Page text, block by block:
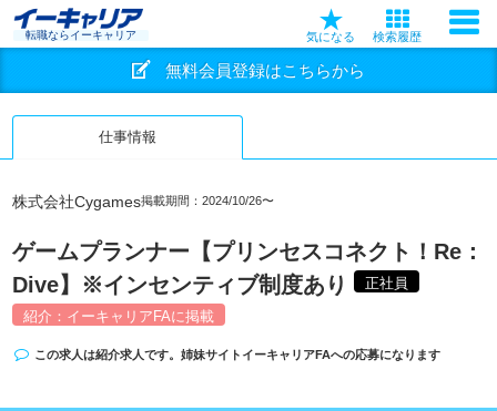
転職ならイーキャリア 気になる 検索履歴
無料会員登録はこちらから
仕事情報
株式会社Cygames掲載期間：2024/10/26〜
ゲームプランナー【プリンセスコネクト！Re：
Dive】※インセンティブ制度あり
正社員
紹介：イーキャリアFAに掲載
この求人は紹介求人です。姉妹サイト イーキャリアFAへの応募になります